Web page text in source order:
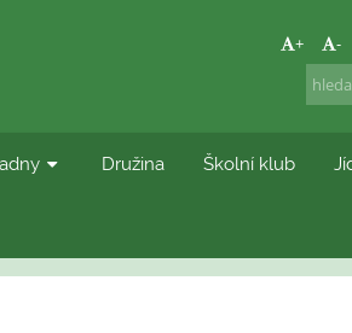
+ -
Družina Školní klub